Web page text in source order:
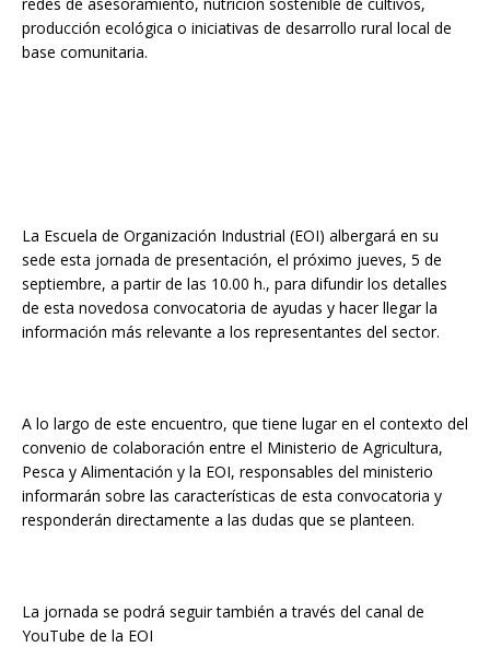
producción ecológica o iniciativas de desarrollo rural local de
base comunitaria.
La Escuela de Organización Industrial (EOI) albergará en su
sede esta jornada de presentación, el próximo jueves, 5 de
septiembre, a partir de las 10.00 h., para difundir los detalles
de esta novedosa convocatoria de ayudas y hacer llegar la
información más relevante a los representantes del sector.
A lo largo de este encuentro, que tiene lugar en el contexto del
convenio de colaboración entre el Ministerio de Agricultura,
Pesca y Alimentación y la EOI, responsables del ministerio
informarán sobre las características de esta convocatoria y
responderán directamente a las dudas que se planteen.
La jornada se podrá seguir también a través del canal de
YouTube de la EOI